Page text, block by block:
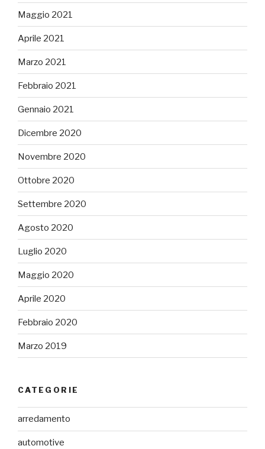
Maggio 2021
Aprile 2021
Marzo 2021
Febbraio 2021
Gennaio 2021
Dicembre 2020
Novembre 2020
Ottobre 2020
Settembre 2020
Agosto 2020
Luglio 2020
Maggio 2020
Aprile 2020
Febbraio 2020
Marzo 2019
CATEGORIE
arredamento
automotive